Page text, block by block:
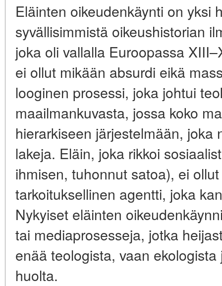
Eläinten oikeudenkäynti on yksi
syvällisimmistä oikeushistorian
joka oli vallalla Euroopassa
ei ollut mikään absurdi eikä
looginen prosessi, joka johtui
maailmankuvasta, jossa koko
hierarkiseen järjestelmään, joka
lakeja. Eläin, joka rikkoi
ihmisen, tuhonnut satoa), ei
tarkoituksellinen agentti, joka
Nykyiset eläinten
tai mediaprosesseja, jotka
enää teologista, vaan
huolta.